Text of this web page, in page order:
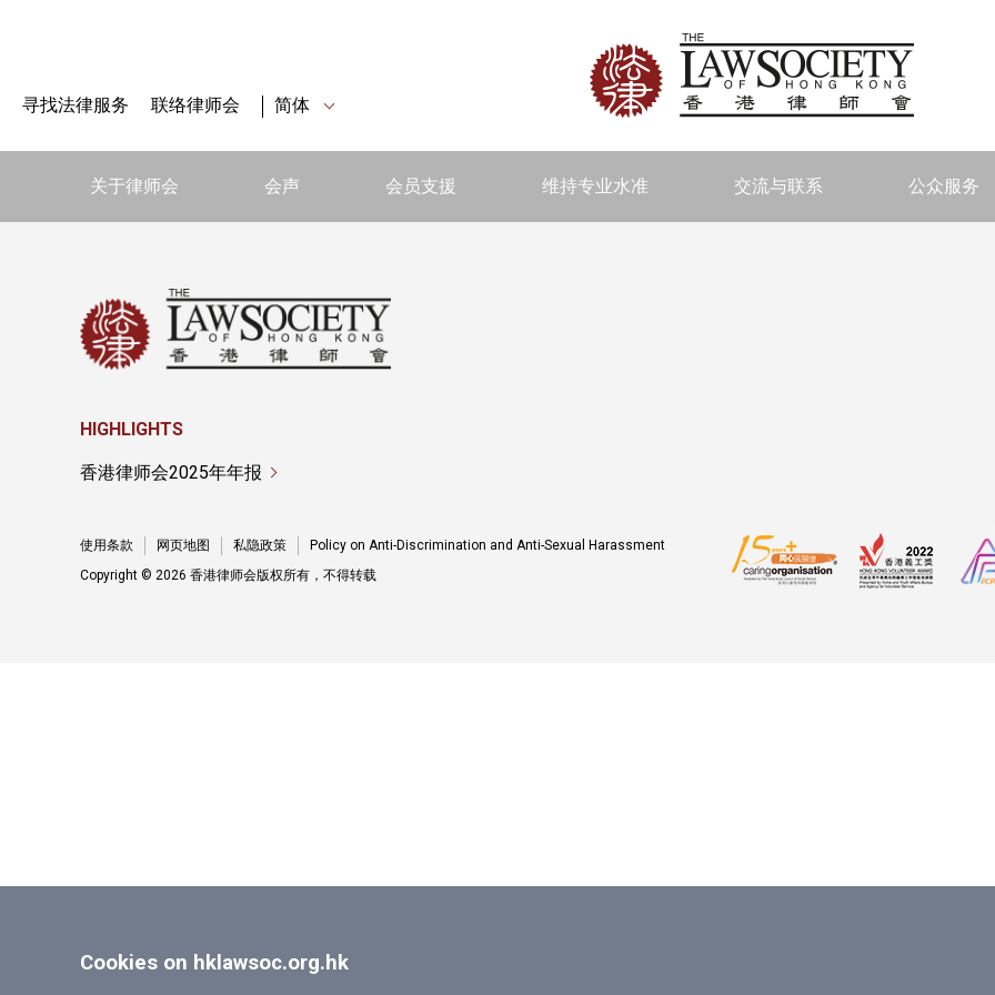
寻找法律服务 联络律师会 简体
关于律师会 会声 会员支援 维持专业水准 交流与联系 公众服务
Cookies on hklawsoc.org.hk
HIGHLIGHTS
香港律师会2025年年报
使用条款 网页地图 私隐政策
Policy on Anti-Discrimination and Anti-Sexual Harassment
Copyright © 2026 香港律师会版权所有，不得转载